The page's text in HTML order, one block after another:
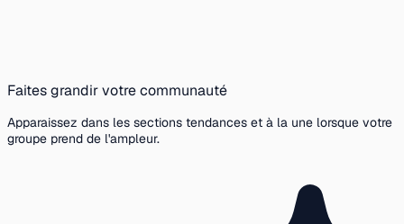
Faites grandir votre communauté
Apparaissez dans les sections tendances et à la une lorsque votre
groupe prend de l'ampleur.